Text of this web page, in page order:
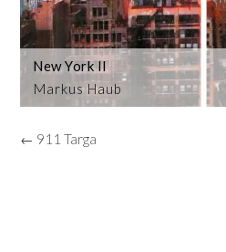
Markus Haub
New York II
← 911 Targa